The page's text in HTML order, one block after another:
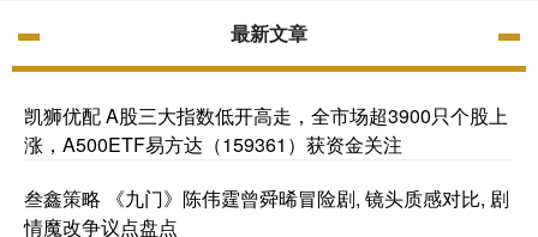
最新文章
凯狮优配 A股三大指数低开高走，全市场超3900只个股上
涨，A500ETF易方达（159361）获资金关注
叁鑫策略 《九门》陈伟霆曾舜晞冒险剧, 镜头质感对比, 剧
情魔改争议点盘点